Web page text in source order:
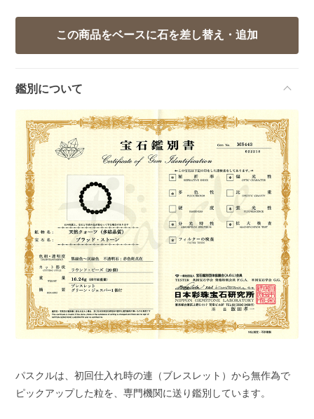
鑑別について
パスクルは、初回仕入れ時の連（ブレスレット）から無作為で
ピックアップした粒を、専門機関に送り鑑別しています。